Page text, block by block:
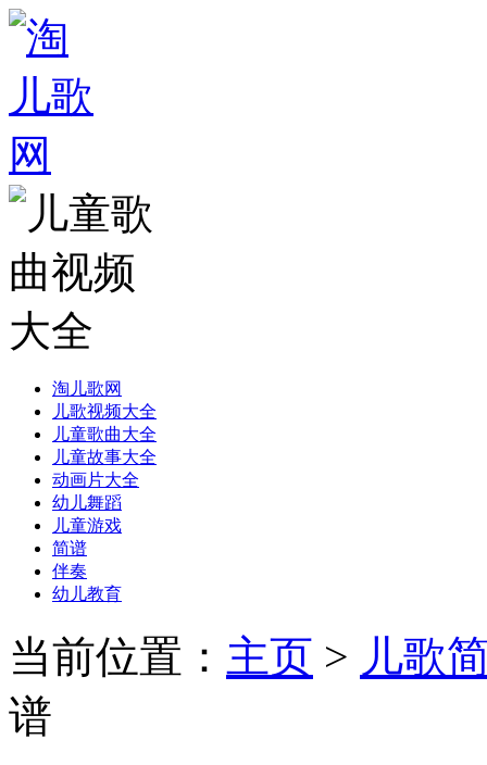
淘儿歌网
儿歌视频大全
儿童歌曲大全
儿童故事大全
动画片大全
幼儿舞蹈
儿童游戏
简谱
伴奏
幼儿教育
当前位置： 主页 > 儿歌
谱